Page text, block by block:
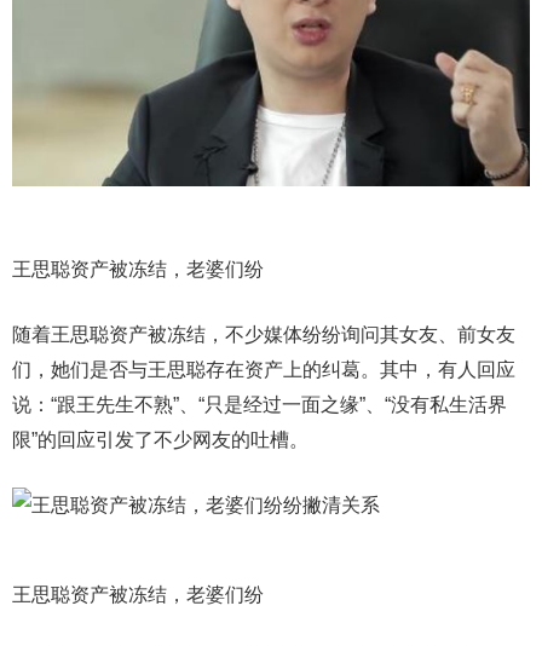
王思聪资产被冻结，老婆们纷
随着王思聪资产被冻结，不少媒体纷纷询问其女友、前女友
们，她们是否与王思聪存在资产上的纠葛。其中，有人回应
说：“跟王先生不熟”、“只是经过一面之缘”、“没有私生活界
限”的回应引发了不少网友的吐槽。
王思聪资产被冻结，老婆们纷